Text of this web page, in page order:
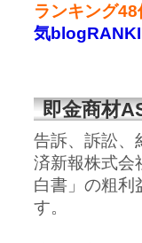
ランキング
気
即金商材
告訴、訴訟、
済新報株式会
白書」の粗利
す。